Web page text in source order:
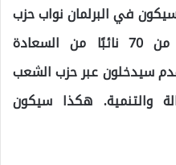
في البرلمان نواب حزب
الشعوب الديمقراطية، وأكثر من 70 نائبًا من السعادة
سيدخلون عبر حزب الشعب
والتنمية. هكذا سيكون